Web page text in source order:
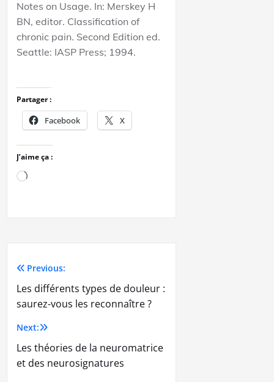
Notes on Usage. In: Merskey H
BN, editor. Classification of
chronic pain. Second Edition ed.
Seattle: IASP Press; 1994.
Partager :
Facebook X
J’aime ça :
Previous:
Les différents types de douleur :
saurez-vous les reconnaître ?
Next:
Les théories de la neuromatrice
et des neurosignatures